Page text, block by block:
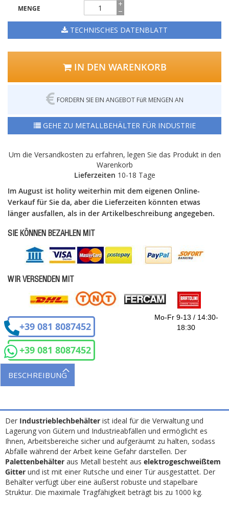
MENGE
TECHNISCHES DATENBLATT
IN DEN WARENKORB
FORDERN SIE EIN ANGEBOT FüR MENGEN AN
GEHE ZU METALLBEHÄLTER FÜR INDUSTRIE
Um die Versandkosten zu erfahren, legen Sie das Produkt in den
Warenkorb
Lieferzeiten 10-18 Tage
Im August ist holity weiterhin mit dem eigenen Online-
Verkauf für Sie da, aber die Lieferzeiten könnten etwas
länger ausfallen, als in der Artikelbeschreibung angegeben.
SIE KÖNNEN BEZAHLEN MIT
WIR VERSENDEN MIT
+39 081 8087452
+39 081 8087452
Mo-Fr 9-13 / 14:30-
18:30
BESCHREIBUNG
Der Industrieblechbehälter ist ideal für die Verwaltung und
Lagerung von Gütern und Industrieabfällen und ermöglicht es
Ihnen, Arbeitsbereiche sicher und aufgeräumt zu halten, sodass
Abfälle während der Arbeit keine Gefahr darstellen. Der
Palettenbehälter aus Metall besteht aus elektrogeschweißtem
Gitter und ist mit einer Rutsche und einer Tür ausgestattet. Der
Behälter verfügt über eine äußerst robuste und stapelbare
Struktur. Die maximale Tragfähigkeit beträgt bis zu 1000 kg.